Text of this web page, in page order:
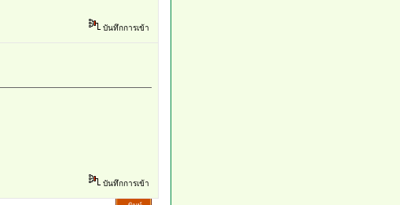
บันทึกการเข้า
บันทึกการเข้า